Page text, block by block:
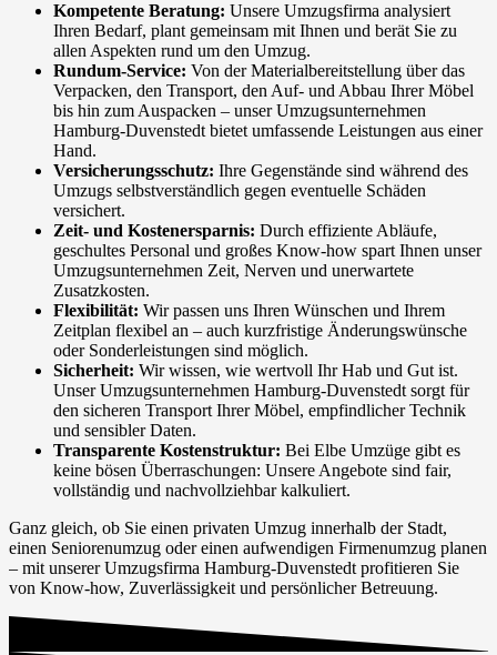
Kompetente Beratung: Unsere Umzugsfirma analysiert
Ihren Bedarf, plant gemeinsam mit Ihnen und berät Sie zu
allen Aspekten rund um den Umzug.
Rundum-Service: Von der Materialbereitstellung über das
Verpacken, den Transport, den Auf- und Abbau Ihrer Möbel
bis hin zum Auspacken – unser Umzugsunternehmen
Hamburg-Duvenstedt bietet umfassende Leistungen aus einer
Hand.
Versicherungsschutz: Ihre Gegenstände sind während des
Umzugs selbstverständlich gegen eventuelle Schäden
versichert.
Zeit- und Kostenersparnis: Durch effiziente Abläufe,
geschultes Personal und großes Know-how spart Ihnen unser
Umzugsunternehmen Zeit, Nerven und unerwartete
Zusatzkosten.
Flexibilität: Wir passen uns Ihren Wünschen und Ihrem
Zeitplan flexibel an – auch kurzfristige Änderungswünsche
oder Sonderleistungen sind möglich.
Sicherheit: Wir wissen, wie wertvoll Ihr Hab und Gut ist.
Unser Umzugsunternehmen Hamburg-Duvenstedt sorgt für
den sicheren Transport Ihrer Möbel, empfindlicher Technik
und sensibler Daten.
Transparente Kostenstruktur: Bei Elbe Umzüge gibt es
keine bösen Überraschungen: Unsere Angebote sind fair,
vollständig und nachvollziehbar kalkuliert.
Ganz gleich, ob Sie einen privaten Umzug innerhalb der Stadt,
einen Seniorenumzug oder einen aufwendigen Firmenumzug planen
– mit unserer Umzugsfirma Hamburg-Duvenstedt profitieren Sie
von Know-how, Zuverlässigkeit und persönlicher Betreuung.